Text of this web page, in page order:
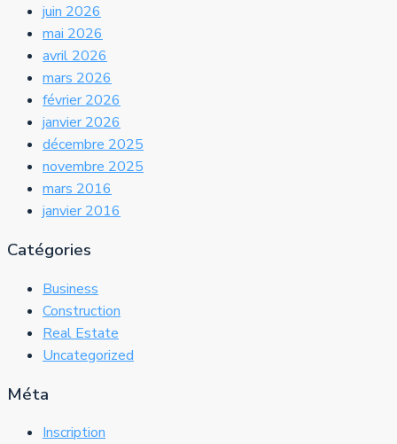
juin 2026
mai 2026
avril 2026
mars 2026
février 2026
janvier 2026
décembre 2025
novembre 2025
mars 2016
janvier 2016
Catégories
Business
Construction
Real Estate
Uncategorized
Méta
Inscription